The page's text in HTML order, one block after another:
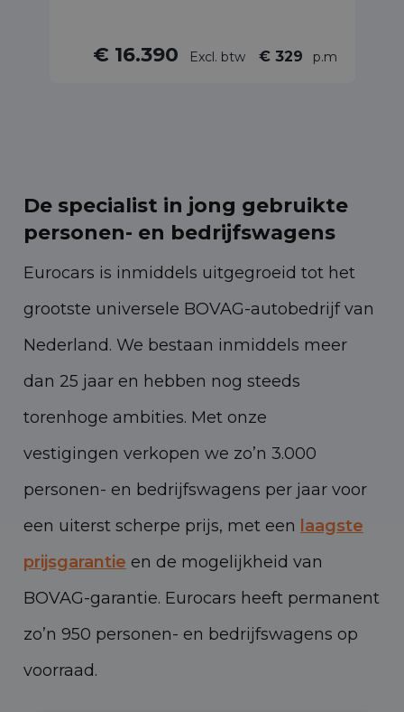
€ 16.390 Excl. btw € 329 p.m
De specialist in jong gebruikte
personen- en bedrijfswagens
Eurocars is inmiddels uitgegroeid tot het
grootste universele BOVAG-autobedrijf van
Nederland. We bestaan inmiddels meer
dan 25 jaar en hebben nog steeds
torenhoge ambities. Met onze
vestigingen verkopen we zo’n 3.000
personen- en bedrijfswagens per jaar voor
een uiterst scherpe prijs, met een laagste
prijsgarantie en de mogelijkheid van
BOVAG-garantie. Eurocars heeft permanent
zo’n 950 personen- en bedrijfswagens op
voorraad.